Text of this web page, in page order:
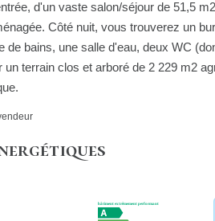
d'un vaste salon/séjour de 51,5
Côté nuit, vous trouverez un
de bains, une salle d'eau, deux WC
terrain clos et arboré de 2 229 m2